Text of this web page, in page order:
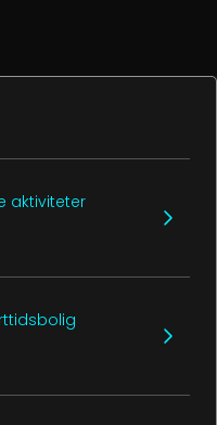
aktiviteter